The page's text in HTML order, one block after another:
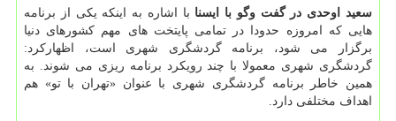
سعید اوحدی در گفت وگو با ایسنا با اشاره به اینكه یكی از برنامه
هایی كه امروزه حدودا در تمامی پایتخت های مهم كشورهای دنیا
برگزار می شود، برنامه گردشگری شهری است، اظهاركرد:
گردشگری شهری معمولا با چند رویكرد برنامه ریزی می شوند. به
همین خاطر برنامه گردشگری شهری با عنوان «تهران با تو» هم
اهداف مختلفی دارد.